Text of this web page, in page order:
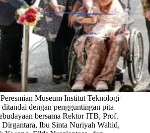
Museum Institut Teknologi
dengan pengguntingan pita
bersama Rektor ITB, Prof.
Dirgantara, Ibu Sinta Nuriyah Wahid,